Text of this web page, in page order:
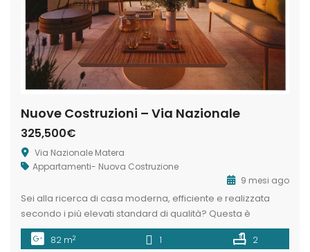
Nuove Costruzioni – Via Nazionale
325,500€
Via Nazionale Matera
Appartamenti- Nuova Costruzione
9 mesi ago
Sei alla ricerca di casa moderna, efficiente e realizzata
secondo i più elevati standard di qualità? Questa è
l’opportunità che fa per te! L’agenzia immobiliare
MaterHouse propone in vendita all’interno di un complesso
82 m2 1 2